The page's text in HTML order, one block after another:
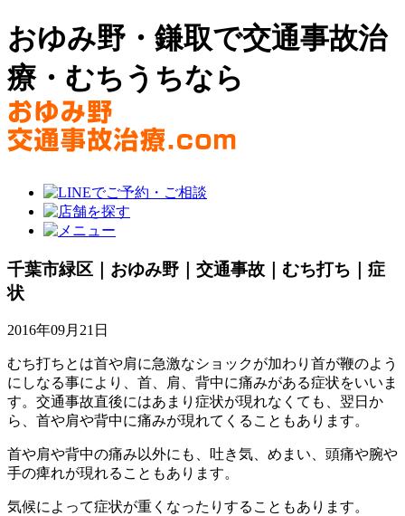
おゆみ野・鎌取で交通事故治
療・むちうちなら
千葉市緑区｜おゆみ野｜交通事故｜むち打ち｜症
状
2016年09月21日
むち打ちとは首や肩に急激なショックが加わり首が鞭のよう
にしなる事により、首、肩、背中に痛みがある症状をいいま
す。交通事故直後にはあまり症状が現れなくても、翌日か
ら、首や肩や背中に痛みが現れてくることもあります。
首や肩や背中の痛み以外にも、吐き気、めまい、頭痛や腕や
手の痺れが現れることもあります。
気候によって症状が重くなったりすることもあります。